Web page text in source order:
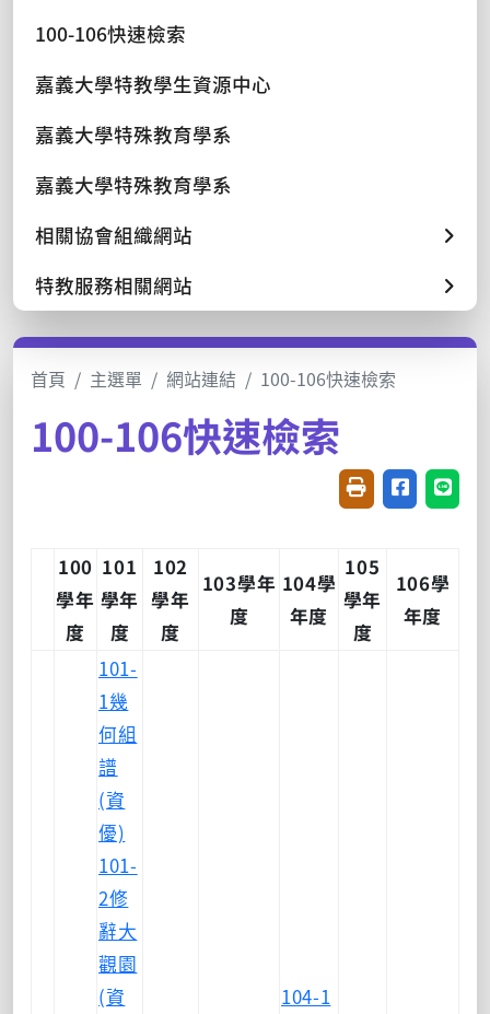
100-106快速檢索
嘉義大學特教學生資源中心
嘉義大學特殊教育學系
嘉義大學特殊教育學系
相關協會組織網站
特教服務相關網站
首頁 主選單 網站連結 100-106快速檢索
100-106快速檢索
友善列印(開新視
分享至臉書
分享
100
學年
度
101
學年
度
102
學年
度
103學年
度
104學
年度
105
學年
度
106學
年度
101-
1幾
何組
譜
(資
優)
101-
2修
辭大
觀園
(資
104-1